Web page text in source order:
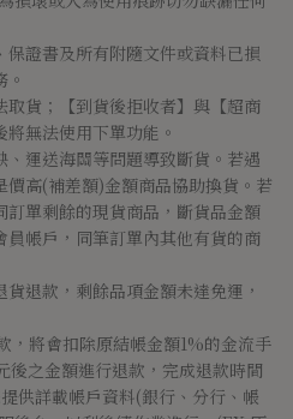
證書及所有附隨文件或資料已損
貨；【到貨後拒收者】與【超商
無法使用下單功能。
運送海關等問題導致斷貨。若遇
高(補差額)金額商品協助換貨。若
單剩餘的現貨商品，斷貨品金額
帳戶，同筆訂單內其他有貨的商
退款，剩餘品項金額未達免運，
將會扣除原結帳金額1%的金流手
後之金額進行退款，完成退款時間
供詳載帳戶資料(銀行、分行、帳